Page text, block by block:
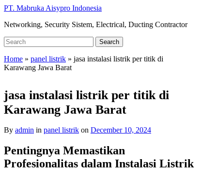
Skip
main
PT. Mabruka Aisypro Indonesia
Networking, Security Sistem, Electrical, Ducting Contractor
Search
for:
Search
Home » panel listrik » jasa instalasi listrik per titik di
Karawang Jawa Barat
jasa instalasi listrik per titik di
Karawang Jawa Barat
By admin in panel listrik on December 10, 2024
Pentingnya Memastikan
Profesionalitas dalam Instalasi Listrik